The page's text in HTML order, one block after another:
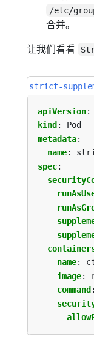
/etc/
合并。
让我们看看
strict-
apiVersion:
kind :
Pod
metadata:
name:
spec:
- name:
image:
command :